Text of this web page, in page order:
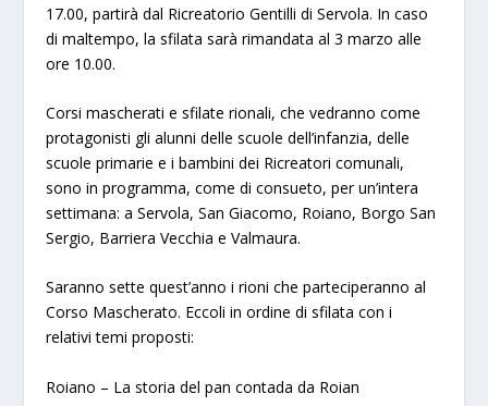
17.00, partirà dal Ricreatorio Gentilli di Servola. In caso
di maltempo, la sfilata sarà rimandata al 3 marzo alle
ore 10.00.
Corsi mascherati e sfilate rionali, che vedranno come
protagonisti gli alunni delle scuole dell’infanzia, delle
scuole primarie e i bambini dei Ricreatori comunali,
sono in programma, come di consueto, per un’intera
settimana: a Servola, San Giacomo, Roiano, Borgo San
Sergio, Barriera Vecchia e Valmaura.
Saranno sette quest’anno i rioni che parteciperanno al
Corso Mascherato. Eccoli in ordine di sfilata con i
relativi temi proposti:
Roiano – La storia del pan contada da Roian